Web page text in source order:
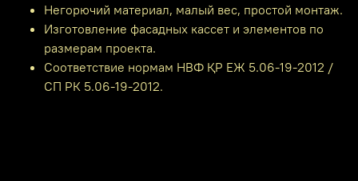
Негорючий материал, малый вес, простой монтаж.
Изготовление фасадных кассет и элементов по
размерам проекта.
Соответствие нормам НВФ ҚР ЕЖ 5.06-19-2012 /
СП РК 5.06-19-2012.